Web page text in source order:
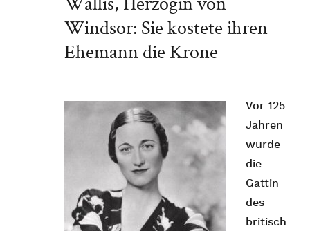
Windsor: Sie kostete ihren
Ehemann die Krone
Vor 125
Jahren
wurde
die
Gattin
des
britisch